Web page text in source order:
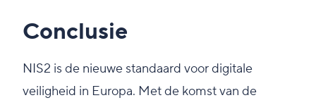
Conclusie
NIS2 is de nieuwe standaard voor digitale
veiligheid in Europa. Met de komst van de